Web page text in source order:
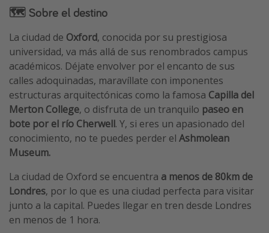
🗺 Sobre el destino
La ciudad de Oxford, conocida por su prestigiosa
universidad, va más allá de sus renombrados campus
académicos. Déjate envolver por el encanto de sus
calles adoquinadas, maravíllate con imponentes
estructuras arquitectónicas como la famosa Capilla del
Merton College, o disfruta de un tranquilo paseo en
bote por el río Cherwell. Y, si eres un apasionado del
conocimiento, no te puedes perder el Ashmolean
Museum.
La ciudad de Oxford se encuentra a menos de 80km de
Londres, por lo que es una ciudad perfecta para visitar
junto a la capital. Puedes llegar en tren desde Londres
en menos de 1 hora.